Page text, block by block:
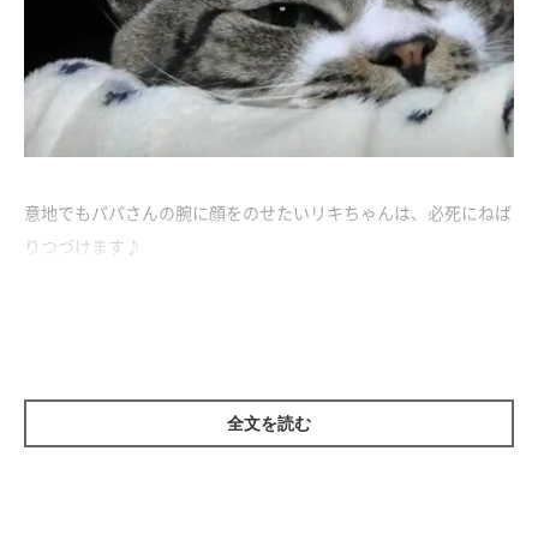
意地でもパパさんの腕に顔をのせたいリキちゃんは、必死にねば
りつづけます♪
全文を読む